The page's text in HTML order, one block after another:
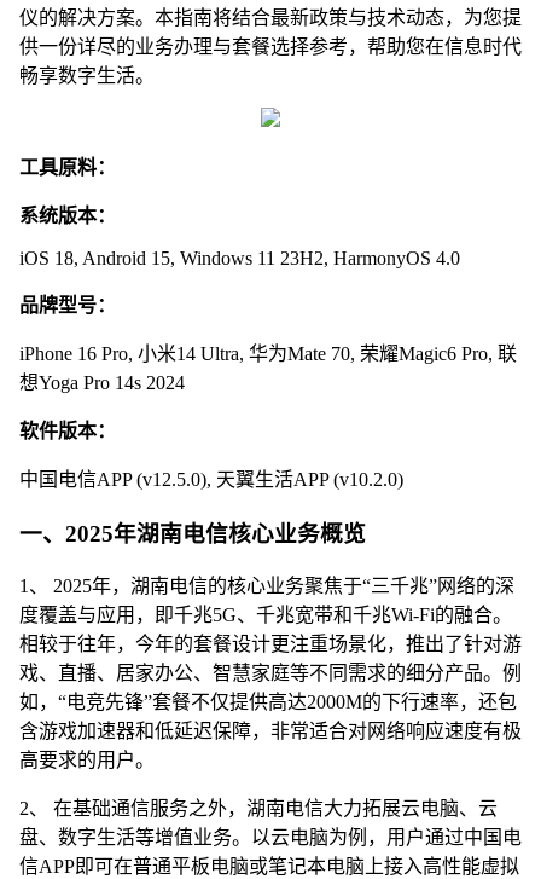
仪的解决方案。本指南将结合最新政策与技术动态，为您提
供一份详尽的业务办理与套餐选择参考，帮助您在信息时代
畅享数字生活。
工具原料：
系统版本：
iOS 18, Android 15, Windows 11 23H2, HarmonyOS 4.0
品牌型号：
iPhone 16 Pro, 小米14 Ultra, 华为Mate 70, 荣耀Magic6 Pro, 联
想Yoga Pro 14s 2024
软件版本：
中国电信APP (v12.5.0), 天翼生活APP (v10.2.0)
一、2025年湖南电信核心业务概览
1、 2025年，湖南电信的核心业务聚焦于“三千兆”网络的深
度覆盖与应用，即千兆5G、千兆宽带和千兆Wi-Fi的融合。
相较于往年，今年的套餐设计更注重场景化，推出了针对游
戏、直播、居家办公、智慧家庭等不同需求的细分产品。例
如，“电竞先锋”套餐不仅提供高达2000M的下行速率，还包
含游戏加速器和低延迟保障，非常适合对网络响应速度有极
高要求的用户。
2、 在基础通信服务之外，湖南电信大力拓展云电脑、云
盘、数字生活等增值业务。以云电脑为例，用户通过中国电
信APP即可在普通平板电脑或笔记本电脑上接入高性能虚拟